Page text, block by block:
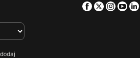
Facebook
Twitter